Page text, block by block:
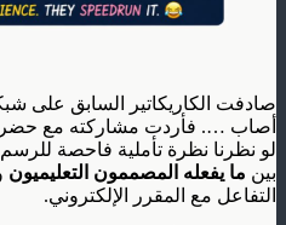
أصاب …. فأردت مشاركته مع
لو نظرنا نظرة تأملية فاحصة
بين ما يفعله المصممون التعليميون
التفاعل مع المقرر الإلكتروني.